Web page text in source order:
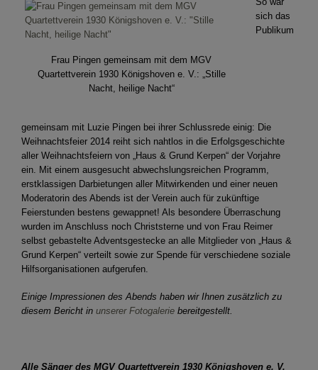
Frau Pingen gemeinsam mit dem MGV
Quartettverein 1930 Königshoven e. V.: „Stille
Nacht, heilige Nacht“
sich das
Publikum
gemeinsam mit Luzie Pingen bei ihrer Schlussrede einig: Die
Weihnachtsfeier 2014 reiht sich nahtlos in die Erfolgsgeschichte
aller Weihnachtsfeiern von „Haus & Grund Kerpen“ der Vorjahre
ein. Mit einem ausgesucht abwechslungsreichen Programm,
erstklassigen Darbietungen aller Mitwirkenden und einer neuen
Moderatorin des Abends ist der Verein auch für zukünftige
Feierstunden bestens gewappnet! Als besondere Überraschung
wurden im Anschluss noch Christsterne und von Frau Reimer
selbst gebastelte Adventsgestecke an alle Mitglieder von „Haus &
Grund Kerpen“ verteilt sowie zur Spende für verschiedene soziale
Hilfsorganisationen aufgerufen.
Einige Impressionen des Abends haben wir Ihnen zusätzlich zu
diesem Bericht in unserer Fotogalerie bereitgestellt.
Alle Sänger des MGV Quartettverein 1930 Königshoven e. V.